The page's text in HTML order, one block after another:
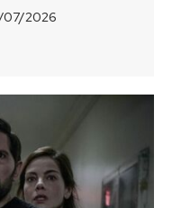
07/2026